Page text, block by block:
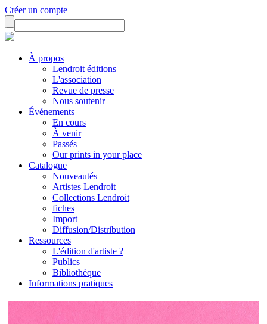
Créer un compte
À propos
Lendroit éditions
L'association
Revue de presse
Nous soutenir
Événements
En cours
À venir
Passés
Our prints in your place
Catalogue
Nouveautés
Artistes Lendroit
Collections Lendroit
fiches
Import
Diffusion/Distribution
Ressources
L'édition d'artiste ?
Publics
Bibliothèque
Informations pratiques